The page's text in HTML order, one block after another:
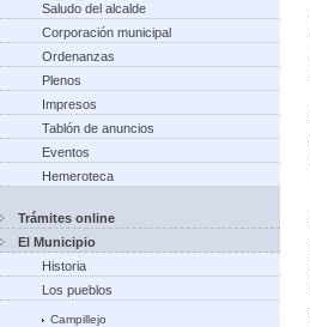
Saludo del alcalde
Corporación municipal
Ordenanzas
Plenos
Impresos
Tablón de anuncios
Eventos
Hemeroteca
Trámites online
El Municipio
Historia
Los pueblos
Campillejo